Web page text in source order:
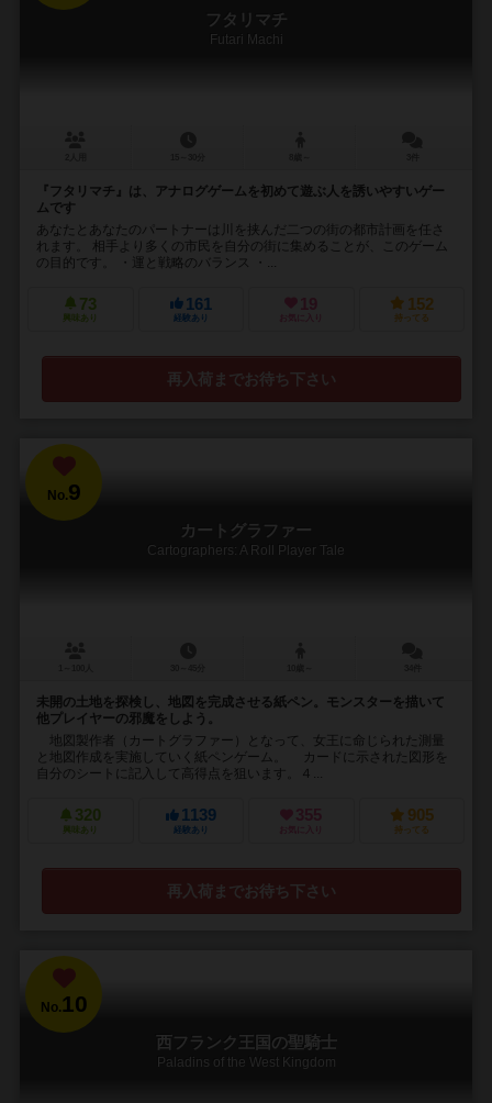
フタリマチ
Futari Machi
『フタリマチ』は、アナログゲームを初めて遊ぶ人を誘いやすいゲー
ムです
あなたとあなたのパートナーは川を挟んだ二つの街の都市計画を任さ
れます。 相手より多くの市民を自分の街に集めることが、このゲーム
の目的です。 ・運と戦略のバランス ・...
73
興味あり
161
経験あり
19
お気に入り
152
持ってる
再入荷までお待ち下さい
No.9
カートグラファー
Cartographers: A Roll Player Tale
未開の土地を探検し、地図を完成させる紙ペン。モンスターを描いて
他プレイヤーの邪魔をしよう。
地図製作者（カートグラファー）となって、女王に命じられた測量
と地図作成を実施していく紙ペンゲーム。 カードに示された図形を
自分のシートに記入して高得点を狙います。４...
320
興味あり
1139
経験あり
355
お気に入り
905
持ってる
再入荷までお待ち下さい
No. 10
西フランク王国の聖騎士
Paladins of the West Kingdom